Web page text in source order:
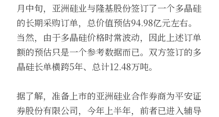
月中旬，亚洲硅业与隆基股份签订了一个多晶硅
的长期采购订单，总价值预估94.98亿元左右。
当然，由于多晶硅价格时常波动，因此上述订单
额的预估只是一个参考数据而已。双方签订的多
晶硅长单横跨5年、总计12.48万吨。
据了解，准备上市的亚洲硅业合作券商为平安证
券股份有限公司，今年上半年，前者已进入辅导